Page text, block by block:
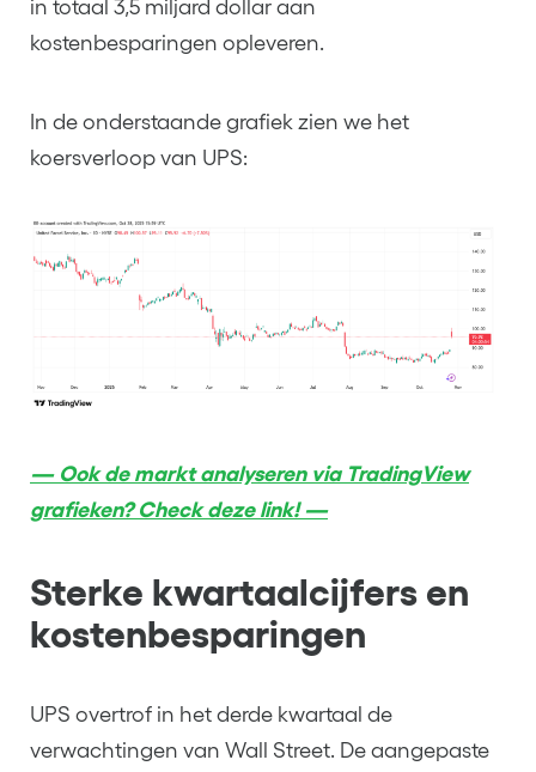
in totaal 3,5 miljard dollar aan
kostenbesparingen opleveren.
In de onderstaande grafiek zien we het
koersverloop van UPS:
— Ook de markt analyseren via TradingView
grafieken? Check deze link! —
Sterke kwartaalcijfers en
kostenbesparingen
UPS overtrof in het derde kwartaal de
verwachtingen van Wall Street. De aangepaste